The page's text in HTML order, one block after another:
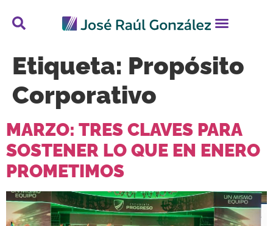
Etiqueta: Propósito
Corporativo
MARZO: TRES CLAVES PARA
SOSTENER LO QUE EN ENERO
PROMETIMOS